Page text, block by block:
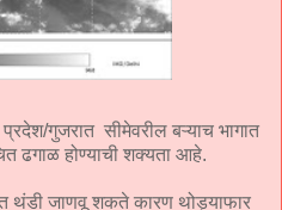
प्रदेश/गुजरात सीमेवरील बऱ्याच भागात
ढगाळ होण्याची शक्यता आहे.
थंडी जाणवू शकते कारण थोड्याफार